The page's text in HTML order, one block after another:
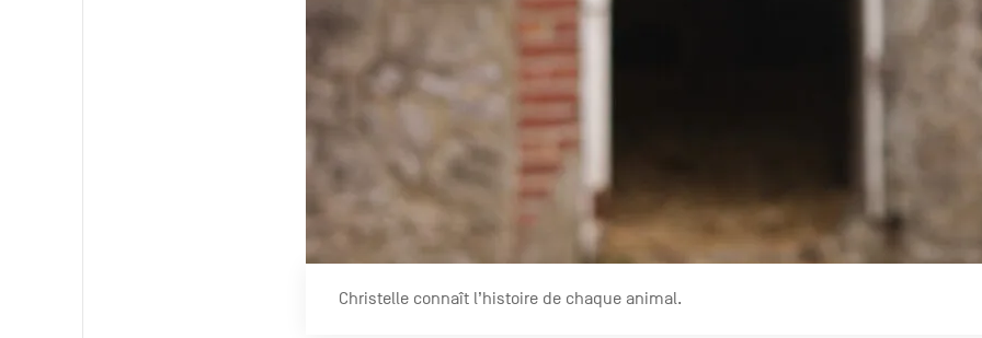
Christelle connaît l’histoire de chaque animal.